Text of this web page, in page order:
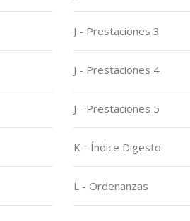
J - Prestaciones 3
J - Prestaciones 4
J - Prestaciones 5
K - Índice Digesto
L - Ordenanzas